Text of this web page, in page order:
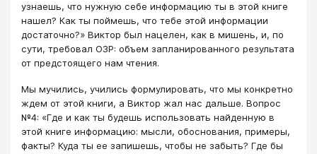
узнаешь, что нужную себе информацию ты в этой книге
нашел? Как ты поймешь, что тебе этой информации
достаточно?» Виктор был нацелен, как в мишень, и, по
сути, требовал ОЗР: объем запланированного результата
от предстоящего нам чтения.
Мы мучились, учились формулировать, что мы конкретно
ждем от этой книги, а Виктор жал нас дальше. Вопрос
№4: «Где и как ты будешь использовать найденную в
этой книге информацию: мысли, обоснования, примеры,
факты? Куда ты ее запишешь, чтобы не забыть? Где бы